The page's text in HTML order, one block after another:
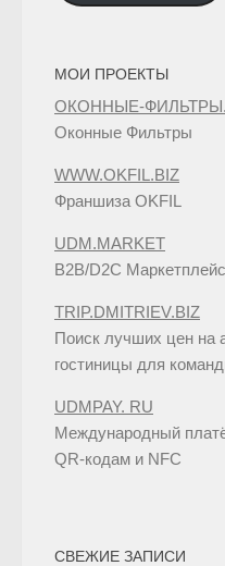
МОИ ПРОЕКТЫ
ОКОННЫЕ-
Оконные Фильтры
WWW.OKFIL.BIZ
Франшиза OKFIL
UDM.MARKET
B2B/D2C Маркетплейс
TRIP.DMITRIEV.BIZ
Поиск лучших цен на
гостиницы для
UDMPAY. RU
Международный
QR-кодам и NFC
СВЕЖИЕ ЗАПИСИ